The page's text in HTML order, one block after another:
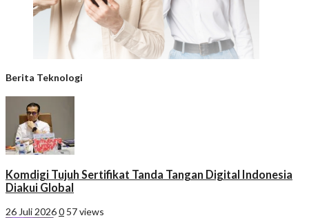
Berita Teknologi
Komdigi Tujuh Sertifikat Tanda Tangan Digital Indonesia
Diakui Global
26 Juli 20260 57 views